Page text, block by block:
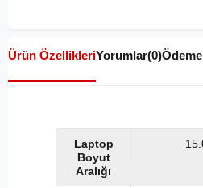
Ürün ÖzellikleriYorumlar(0)
Laptop
Boyut
Aralığı